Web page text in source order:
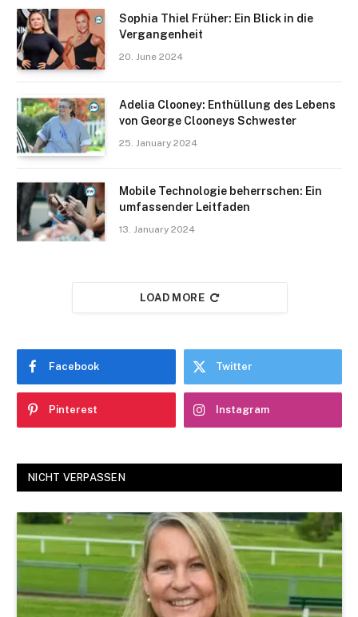
Sophia Thiel Früher: Ein Blick in die
Vergangenheit
20. June 2024
Adelia Clooney: Enthüllung des Lebens
von George Clooneys Schwester
25. January 2024
Mobile Technologie beherrschen: Ein
umfassender Leitfaden
13. January 2024
LOAD MORE
Facebook Twitter
Pinterest Instagram
NICHT VERPASSEN